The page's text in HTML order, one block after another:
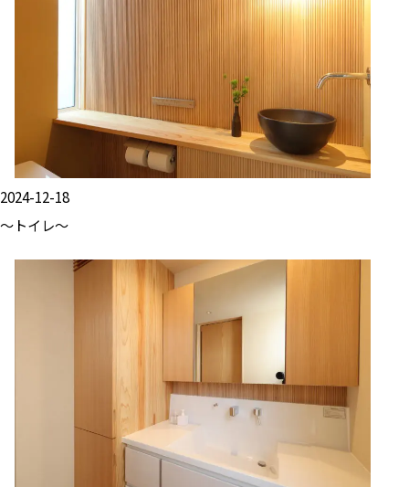
2024-12-18
～トイレ～